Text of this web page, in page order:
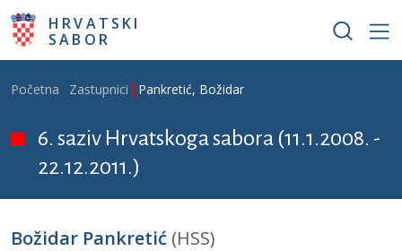
Skoči na glavni sadržaj
HRVATSKI
SABOR
Breadcrumb
Početna Zastupnici Pankretić, Božidar
6. saziv Hrvatskoga sabora (11.1.2008. -
22.12.2011.)
Božidar Pankretić (HSS)